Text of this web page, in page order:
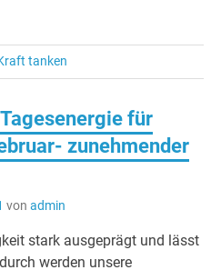
tanken
für
zunehmender
von admin
stark ausgeprägt und lässt
werden unsere